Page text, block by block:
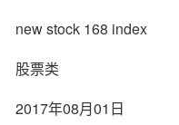
new stock 168 index
股票类
2017年08月01日